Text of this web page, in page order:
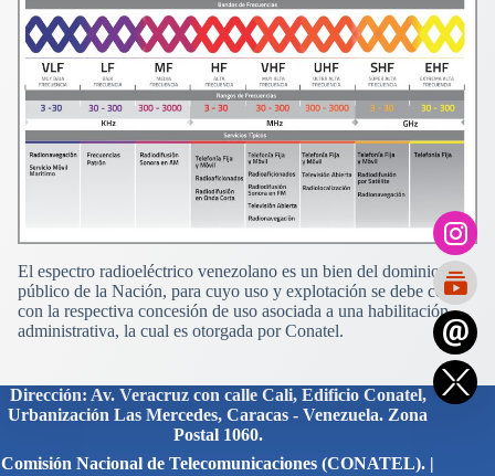
El espectro radioeléctrico venezolano es un bien del dominio
público de la Nación, para cuyo uso y explotación se debe contar
con la respectiva concesión de uso asociada a una habilitación
administrativa, la cual es otorgada por Conatel.
Dirección: Av. Veracruz con calle Cali, Edificio Conatel,
Urbanización Las Mercedes, Caracas - Venezuela. Zona
Postal 1060.
Comisión Nacional de Telecomunicaciones (CONATEL). |